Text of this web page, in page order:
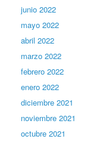
junio 2022
mayo 2022
abril 2022
marzo 2022
febrero 2022
enero 2022
diciembre 2021
noviembre 2021
octubre 2021